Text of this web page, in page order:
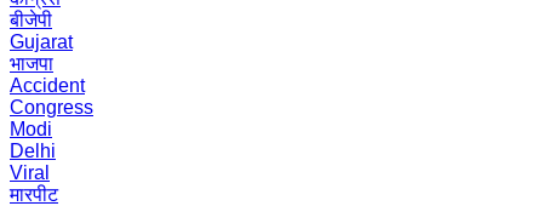
बीजेपी
Gujarat
भाजपा
Accident
Congress
Modi
Delhi
Viral
मारपीट